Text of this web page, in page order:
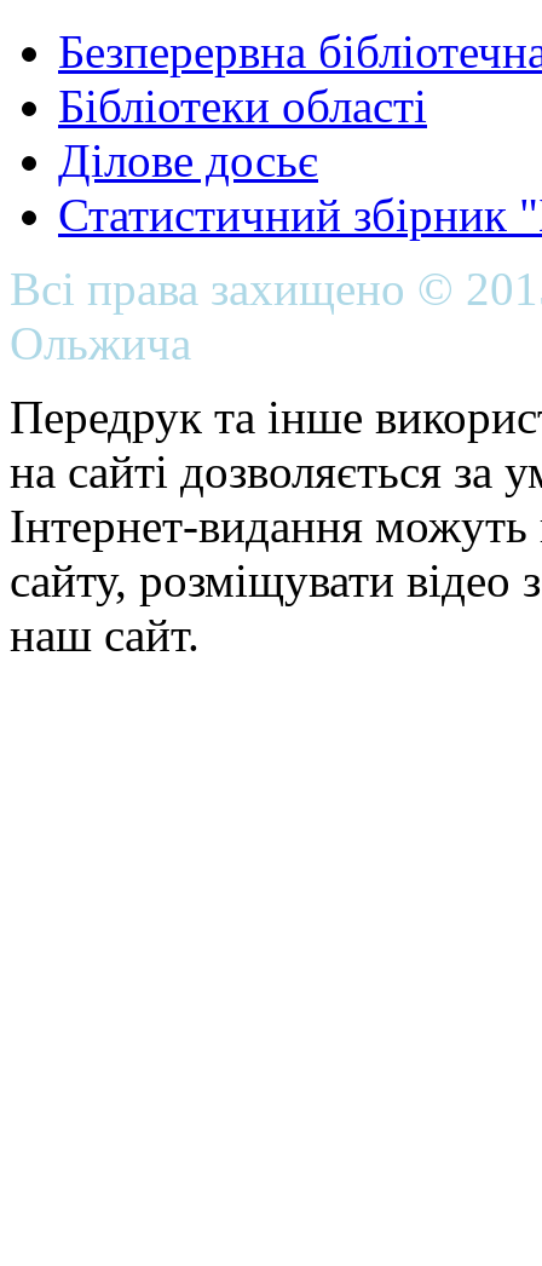
Безперервна
Бібліотеки області
Ділове досьє
Статистичний
Всі права захищено ©
Ольжича
Передрук та інше
на сайті дозволяється
Інтернет-видання можуть
сайту, розміщувати відео
наш сайт.